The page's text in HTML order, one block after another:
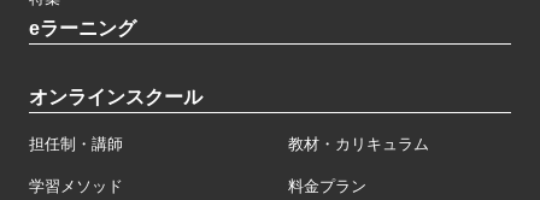
eラーニング
オンラインスクール
担任制・講師 教材・カリキュラム
学習メソッド 料金プラン